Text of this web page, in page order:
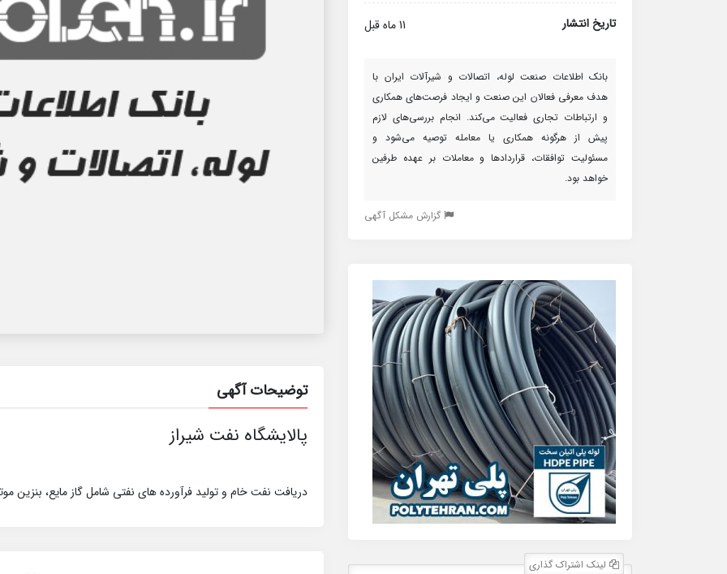
تاریخ انتشار 11 ماه قبل
بانک اطلاعات صنعت لوله، اتصالات و شیرآلات ایران با
هدف معرفی فعالان این صنعت و ایجاد فرصت‌های همکاری
و ارتباطات تجاری فعالیت می‌کند. انجام بررسی‌های لازم
پیش از هرگونه همکاری یا معامله توصیه می‌شود و
مسئولیت توافقات، قراردادها و معاملات بر عهده طرفین
خواهد بود.
گزارش مشکل آگهی
لینک اشتراک گذاری
توضیحات آگهی
پالایشگاه نفت شیراز
دریافت نفت خام و تولید فرآورده های نفتی شامل گاز مایع، بنزین